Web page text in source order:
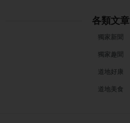
各類文章
獨家新聞
獨家趣聞
道地好康
道地美食